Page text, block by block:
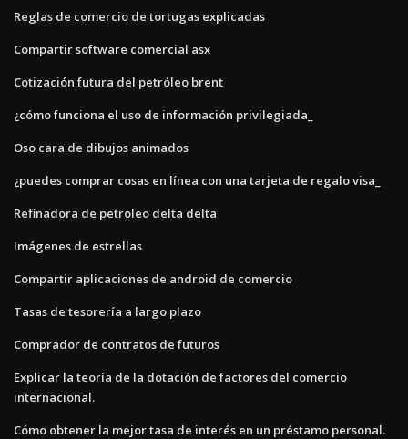
Reglas de comercio de tortugas explicadas
Compartir software comercial asx
Cotización futura del petróleo brent
¿cómo funciona el uso de información privilegiada_
Oso cara de dibujos animados
¿puedes comprar cosas en línea con una tarjeta de regalo visa_
Refinadora de petroleo delta delta
Imágenes de estrellas
Compartir aplicaciones de android de comercio
Tasas de tesorería a largo plazo
Comprador de contratos de futuros
Explicar la teoría de la dotación de factores del comercio
internacional.
Cómo obtener la mejor tasa de interés en un préstamo personal.